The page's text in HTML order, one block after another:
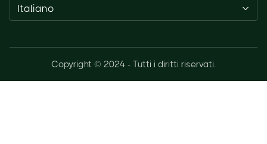
Italiano
Copyright © 2024 - Tutti i diritti riservati.